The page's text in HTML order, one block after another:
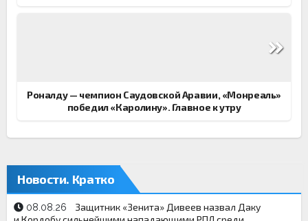
Роналду — чемпион Саудовской Аравии, «Монреаль»
победил «Каролину». Главное к утру
Новости. Кратко
08.08.26
Защитник «Зенита» Дивеев назвал Даку